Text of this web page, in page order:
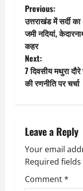
P
o
s
t
v
i
g
Previous:
उत्तराखंड में सर्दी
जमी नदियां,
कहर
Next:
7 दिवसीय मथुरा
की रणनीति पर चर्चा
Leave a Reply
Your email
Required
Comment*